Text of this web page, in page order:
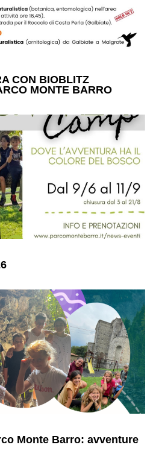
CON BIOBLITZ
MONTE BARRO
Monte Barro: avventure